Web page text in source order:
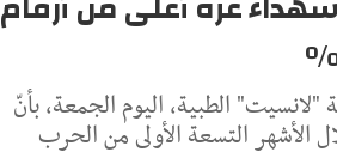
الطبية، اليوم الجمعة، بأنّ
الأشهر التسعة الأولى من الحرب